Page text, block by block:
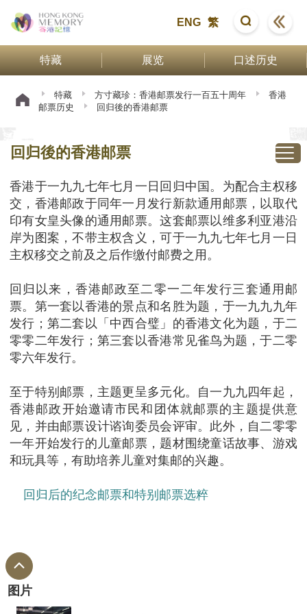
ENG 繁
特藏 展览 口述历史
特藏 方寸藏珍：香港邮票发行一百五十周年
香港
邮票历史
回归後的香港邮票
回归後的香港邮票
香港于一九九七年七月一日回归中国。为配合主权移
交，香港邮政于同年一月发行新款通用邮票，以取代
印有女皇头像的通用邮票。这套邮票以维多利亚港沿
岸为图案，不带主权含义，可于一九九七年七月一日
主权移交之前及之后作缴付邮费之用。
回归以来，香港邮政至二零一二年发行三套通用邮
票。第一套以香港的景点和名胜为题，于一九九九年
发行；第二套以「中西合璧」的香港文化为题，于二
零零二年发行；第三套以香港常见雀鸟为题，于二零
零六年发行。
至于特别邮票，主题更呈多元化。自一九九四年起，
香港邮政开始邀请市民和团体就邮票的主题提供意
见，并由邮票设计谘询委员会评审。此外，自二零零
一年开始发行的儿童邮票，题材围绕童话故事、游戏
和玩具等，有助培养儿童对集邮的兴趣。
回归后的纪念邮票和特别邮票选粹
图片